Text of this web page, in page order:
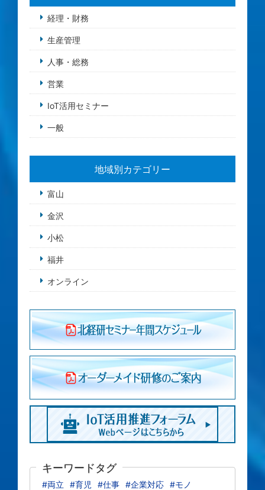
経理・財務
生産管理
人事・総務
営業
IoT活用セミナー
一般
地域別カテゴリー
富山
金沢
小松
福井
オンライン
キーワードタグ
#両立 #育児 #仕事 #企業対応 #モノ